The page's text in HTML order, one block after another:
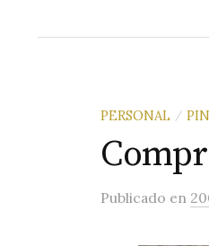
PERSONAL /
Publicado en